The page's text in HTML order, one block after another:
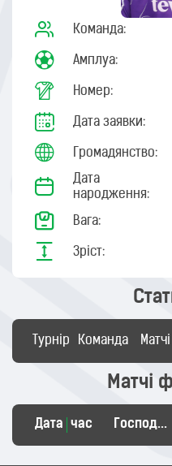
Команда:
Амплуа:
Номер:
Дата заявки:
Громадянство:
Дата
народження:
Вага:
Зріст:
Турнір Команда Матчі
Матчі
Дата час Господарі